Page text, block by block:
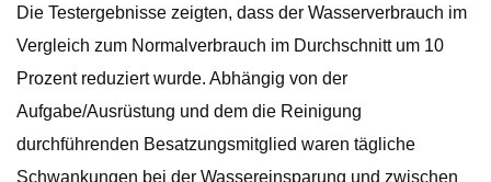
Die Testergebnisse zeigten, dass der Wasserverbrauch im
Vergleich zum Normalverbrauch im Durchschnitt um 10
Prozent reduziert wurde. Abhängig von der
Aufgabe/Ausrüstung und dem die Reinigung
durchführenden Besatzungsmitglied waren tägliche
Schwankungen bei der Wassereinsparung und zwischen